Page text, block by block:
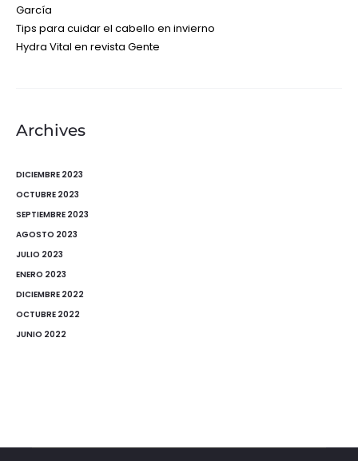
García
Tips para cuidar el cabello en invierno
Hydra Vital en revista Gente
Archives
DICIEMBRE 2023
OCTUBRE 2023
SEPTIEMBRE 2023
AGOSTO 2023
JULIO 2023
ENERO 2023
DICIEMBRE 2022
OCTUBRE 2022
JUNIO 2022